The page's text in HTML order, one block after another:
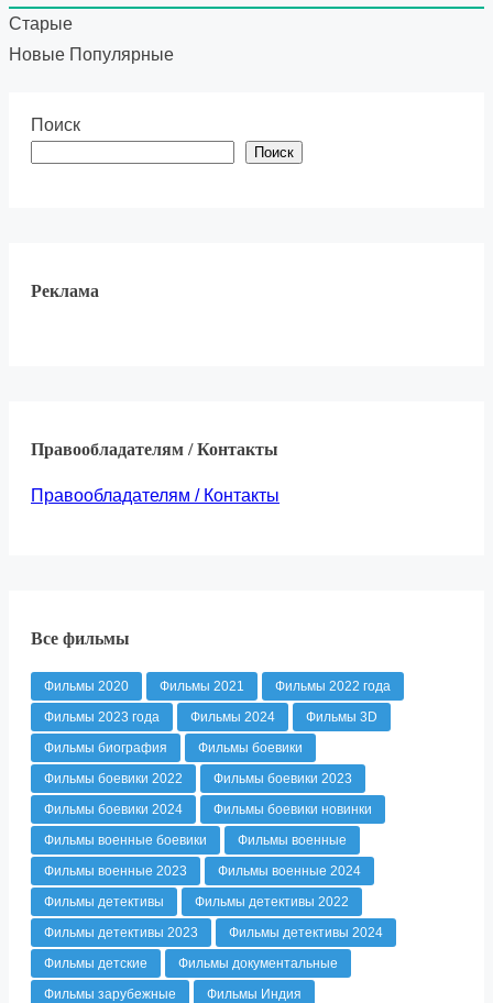
Старые
Новые Популярные
Поиск
Поиск
Реклама
Правообладателям / Контакты
Правообладателям / Контакты
Все фильмы
Фильмы 2020 Фильмы 2021
Фильмы 2022 года
Фильмы 2023 года
Фильмы 2024
Фильмы 3D
Фильмы биография
Фильмы боевики
Фильмы боевики 2022
Фильмы боевики 2023
Фильмы боевики 2024
Фильмы боевики новинки
Фильмы военные боевики
Фильмы военные
Фильмы военные 2023
Фильмы военные 2024
Фильмы детективы
Фильмы детективы 2022
Фильмы детективы 2023
Фильмы детективы 2024
Фильмы детские
Фильмы документальные
Фильмы зарубежные
Фильмы Индия